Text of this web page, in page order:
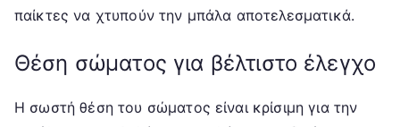
παίκτες να χτυπούν την μπάλα αποτελεσματικά.
Θέση σώματος για βέλτιστο έλεγχο
Η σωστή θέση του σώματος είναι κρίσιμη για την